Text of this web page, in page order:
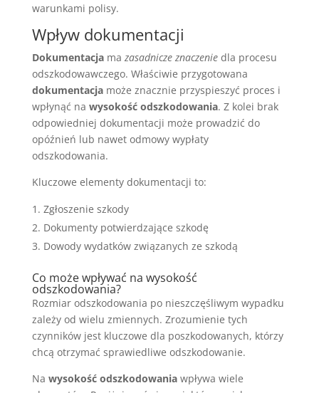
warunkami polisy.
Wpływ dokumentacji
Dokumentacjama zasadnicze znaczeniedla procesu
odszkodowawczego. Właściwie przygotowana
dokumentacjamoże znacznie przyspieszyć proces i
wpłynąć na wysokość odszkodowania. Z kolei brak
odpowiedniej dokumentacji może prowadzić do
opóźnień lub nawet odmowy wypłaty
odszkodowania.
Kluczowe elementy dokumentacji to:
Zgłoszenie szkody
Dokumenty potwierdzające szkodę
Dowody wydatków związanych ze szkodą
Co może wpływać na wysokość
odszkodowania?
Rozmiar odszkodowania po nieszczęśliwym wypadku
zależy od wielu zmiennych. Zrozumienie tych
czynników jest kluczowe dla poszkodowanych, którzy
chcą otrzymać sprawiedliwe odszkodowanie.
Na wysokość odszkodowaniawpływa wiele